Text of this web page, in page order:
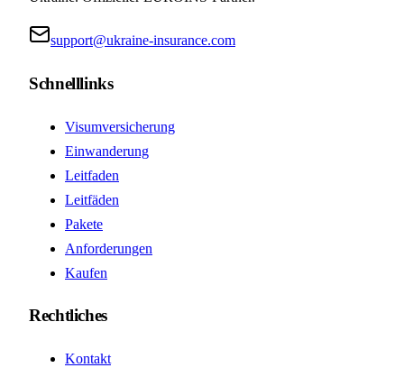
support@ukraine-insurance.com
Schnelllinks
Visumversicherung
Einwanderung
Leitfaden
Leitfäden
Pakete
Anforderungen
Kaufen
Rechtliches
Kontakt